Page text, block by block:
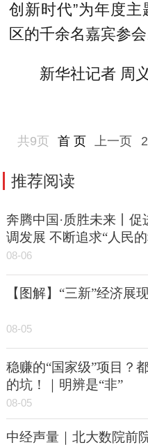
创新时代”为年度
区的千余名嘉宾参会
新华社记者 周
共9页 首 页 上一页 2
推荐阅读
奔腾中国·质胜未来丨促
调发展 不断追求“人民
08-06
【图解】“三新”经济展
08-05
稳赚的“国家级”项目？
的坑！｜明辨是“非”
08-05
中经声量｜北大数院前